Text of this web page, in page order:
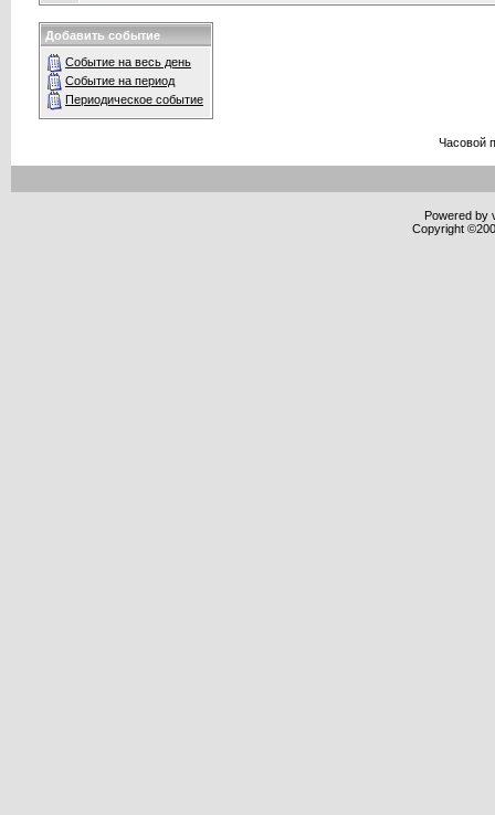
Добавить событие
Событие на весь день
Событие на период
Периодическое событие
Часовой
Powered by
Copyright